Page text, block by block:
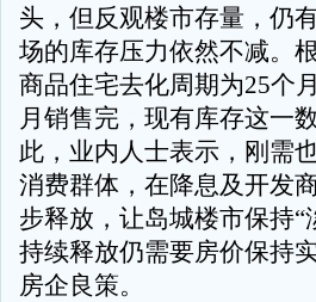
头，但反观楼市存量，仍
场的库存压力依然不减。
商品住宅去化周期为25个
月销售完，现有库存这一
此，业内人士表示，刚需
消费群体，在降息及开发
步释放，让岛城楼市保持
持续释放仍需要房价保持
房企良策。